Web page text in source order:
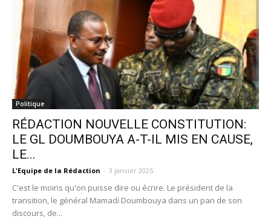
Politique
RÉDACTION NOUVELLE CONSTITUTION:
LE GL DOUMBOUYA A-T-IL MIS EN CAUSE,
LE...
L'Equipe de la Rédaction - 3 janvier 2025
C'est le moins qu'on puisse dire ou écrire. Le président de la
transition, le général Mamadi Doumbouya dans un pan de son
discours, de...